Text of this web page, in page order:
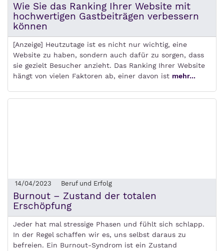
Wie Sie das Ranking Ihrer Website mit
hochwertigen Gastbeiträgen verbessern
können
[Anzeige] Heutzutage ist es nicht nur wichtig, eine
Website zu haben, sondern auch dafür zu sorgen, dass
sie gezielt Besucher anzieht. Das Ranking Ihrer Website
hängt von vielen Faktoren ab, einer davon ist mehr...
14/04/2023 Beruf und Erfolg
Burnout – Zustand der totalen
Erschöpfung
Jeder hat mal stressige Phasen und fühlt sich schlapp.
In der Regel schaffen wir es, uns selbst daraus zu
befreien. Ein Burnout-Syndrom ist ein Zustand